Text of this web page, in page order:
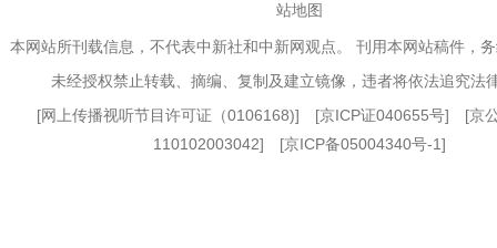
站地图
本网站所刊载信息，不代表中新社和中新网观点。 刊用本网站稿件，
未经授权禁止转载、摘编、复制及建立镜像，违者将依法追究法
[网上传播视听节目许可证（0106168)] [京ICP证040655号] [京
110102003042] [京ICP备05004340号-1]